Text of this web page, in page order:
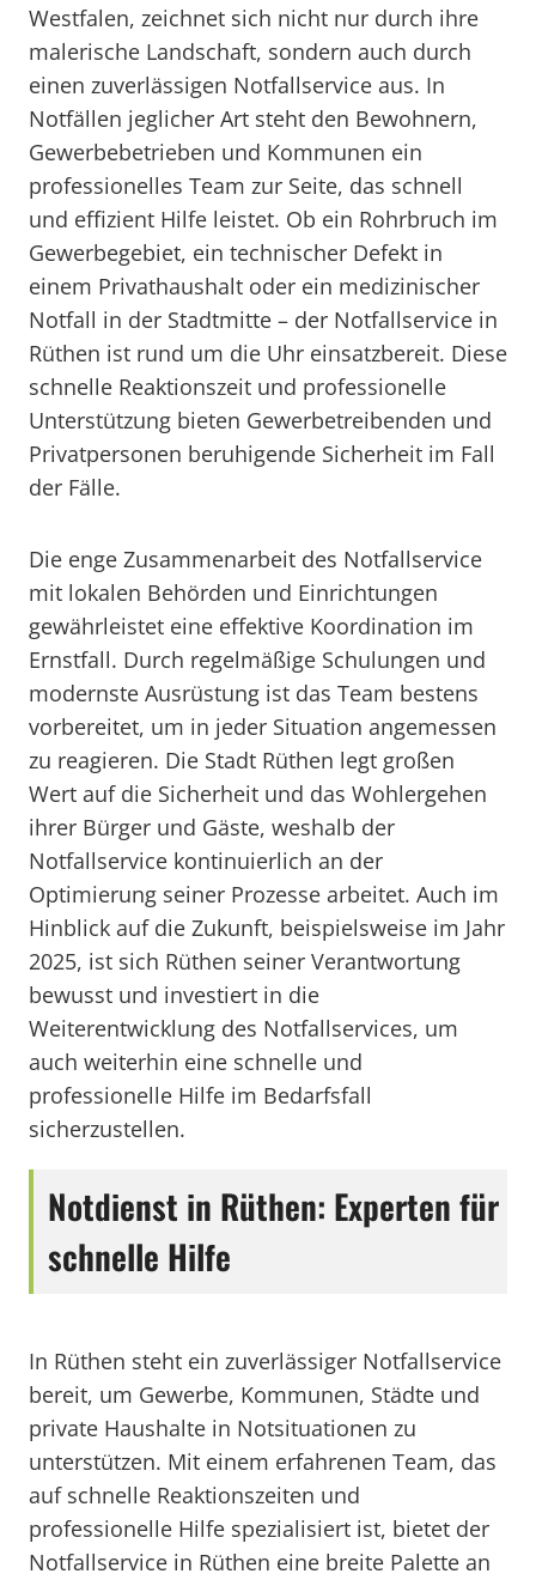
Westfalen, zeichnet sich nicht nur durch ihre
malerische Landschaft, sondern auch durch
einen zuverlässigen Notfallservice aus. In
Notfällen jeglicher Art steht den Bewohnern,
Gewerbebetrieben und Kommunen ein
professionelles Team zur Seite, das schnell
und effizient Hilfe leistet. Ob ein Rohrbruch im
Gewerbegebiet, ein technischer Defekt in
einem Privathaushalt oder ein medizinischer
Notfall in der Stadtmitte – der Notfallservice in
Rüthen ist rund um die Uhr einsatzbereit. Diese
schnelle Reaktionszeit und professionelle
Unterstützung bieten Gewerbetreibenden und
Privatpersonen beruhigende Sicherheit im Fall
der Fälle.
Die enge Zusammenarbeit des Notfallservice
mit lokalen Behörden und Einrichtungen
gewährleistet eine effektive Koordination im
Ernstfall. Durch regelmäßige Schulungen und
modernste Ausrüstung ist das Team bestens
vorbereitet, um in jeder Situation angemessen
zu reagieren. Die Stadt Rüthen legt großen
Wert auf die Sicherheit und das Wohlergehen
ihrer Bürger und Gäste, weshalb der
Notfallservice kontinuierlich an der
Optimierung seiner Prozesse arbeitet. Auch im
Hinblick auf die Zukunft, beispielsweise im Jahr
2025, ist sich Rüthen seiner Verantwortung
bewusst und investiert in die
Weiterentwicklung des Notfallservices, um
auch weiterhin eine schnelle und
professionelle Hilfe im Bedarfsfall
sicherzustellen.
Notdienst in Rüthen: Experten für
schnelle Hilfe
In Rüthen steht ein zuverlässiger Notfallservice
bereit, um Gewerbe, Kommunen, Städte und
private Haushalte in Notsituationen zu
unterstützen. Mit einem erfahrenen Team, das
auf schnelle Reaktionszeiten und
professionelle Hilfe spezialisiert ist, bietet der
Notfallservice in Rüthen eine breite Palette an